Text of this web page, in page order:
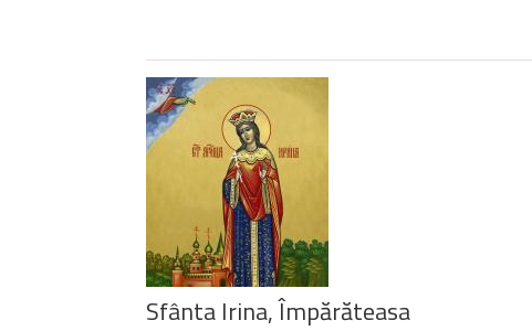
Sfânta Irina, Împărăteasa